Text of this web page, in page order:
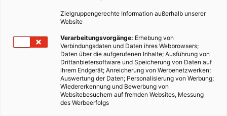
Zielgruppengerechte Information außerhalb unserer
Website
Verarbeitungsvorgänge: Erhebung von
Verbindungsdaten und Daten ihres Webbrowsers;
Daten über die aufgerufenen Inhalte; Ausführung von
Drittanbietersoftware und Speicherung von Daten auf
ihrem Endgerät; Anreicherung von Werbenetzwerken;
Auswertung der Daten; Personalisierung von Werbung;
Wiedererkennung und Bewerbung von
Websitebesuchern auf fremden Websites, Messung
des Werbeerfolgs